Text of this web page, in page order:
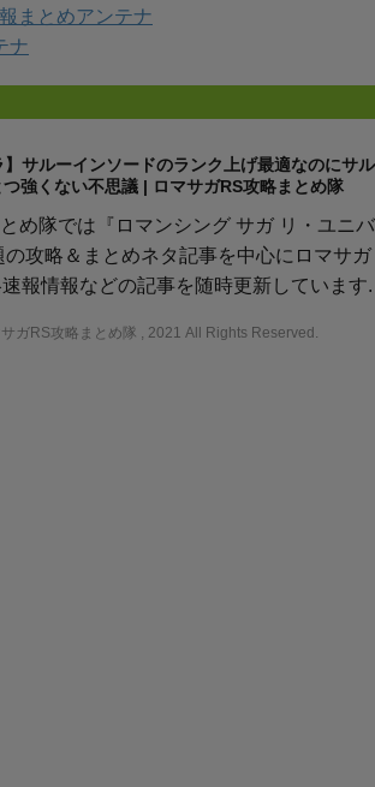
まとめアンテナ
ナ
】サルーインソードのランク上げ最適なのにサル
強くない不思議 | ロマサガRS攻略まとめ隊
め隊では『ロマンシング サガ リ・ユニバ
攻略＆まとめネタ記事を中心にロマサガ
報情報などの記事を随時更新しています.
ガRS攻略まとめ隊 , 2021 All Rights Reserved.